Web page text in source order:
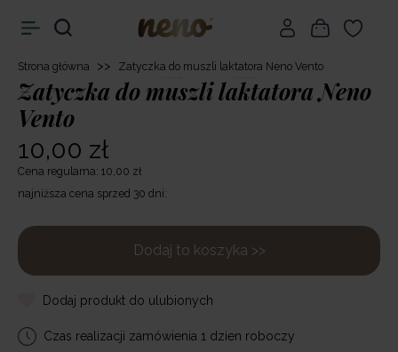
Strona główna >> Zatyczka do muszli laktatora Neno Vento
Zatyczka do muszli laktatora Neno
Vento
10,00 zł
Cena regularna: 10,00 zł
najniższa cena sprzed 30 dni:
Dodaj to koszyka >>
Dodaj produkt do ulubionych
Czas realizacji zamówienia 1 dzien roboczy